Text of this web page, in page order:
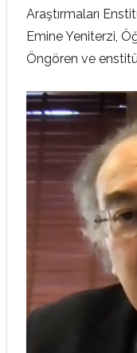
Araştırmaları
Emine Yeniterzi,
Öngören ve